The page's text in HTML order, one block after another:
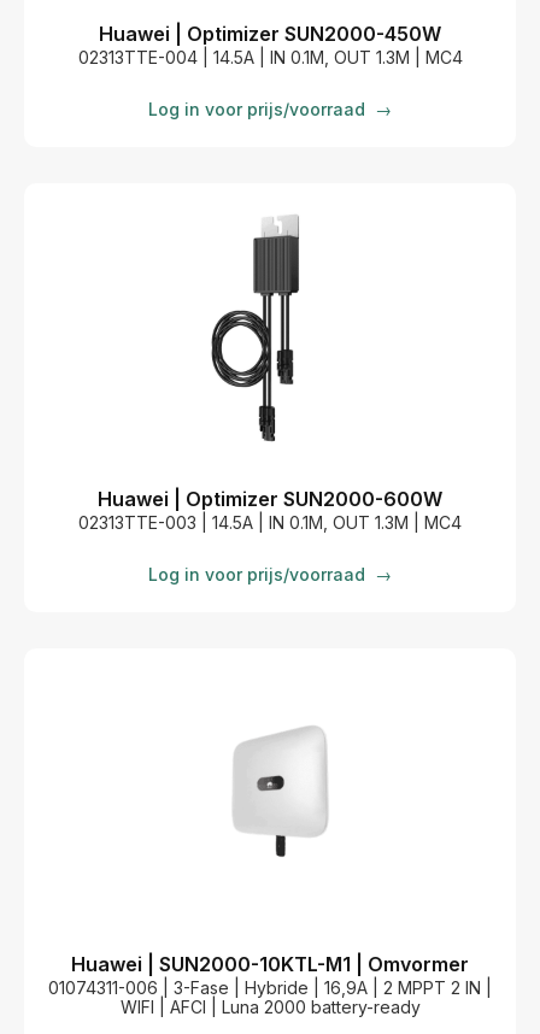
Huawei | Optimizer SUN2000-450W
02313TTE-004 | 14.5A | IN 0.1M, OUT 1.3M | MC4
Log in voor prijs/voorraad →
Huawei | Optimizer SUN2000-600W
02313TTE-003 | 14.5A | IN 0.1M, OUT 1.3M | MC4
Log in voor prijs/voorraad →
Huawei | SUN2000-10KTL-M1 | Omvormer
01074311-006 | 3-Fase | Hybride | 16,9A | 2 MPPT 2 IN |
WIFI | AFCI | Luna 2000 battery-ready